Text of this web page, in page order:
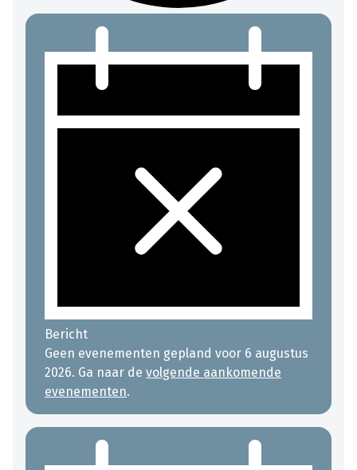
Bericht
Geen evenementen gepland voor 6 augustus
2026. Ga naar de volgende aankomende
evenementen.